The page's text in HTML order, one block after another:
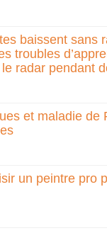
baissent sans
troubles
radar pendant
et maladie de
un peintre pro